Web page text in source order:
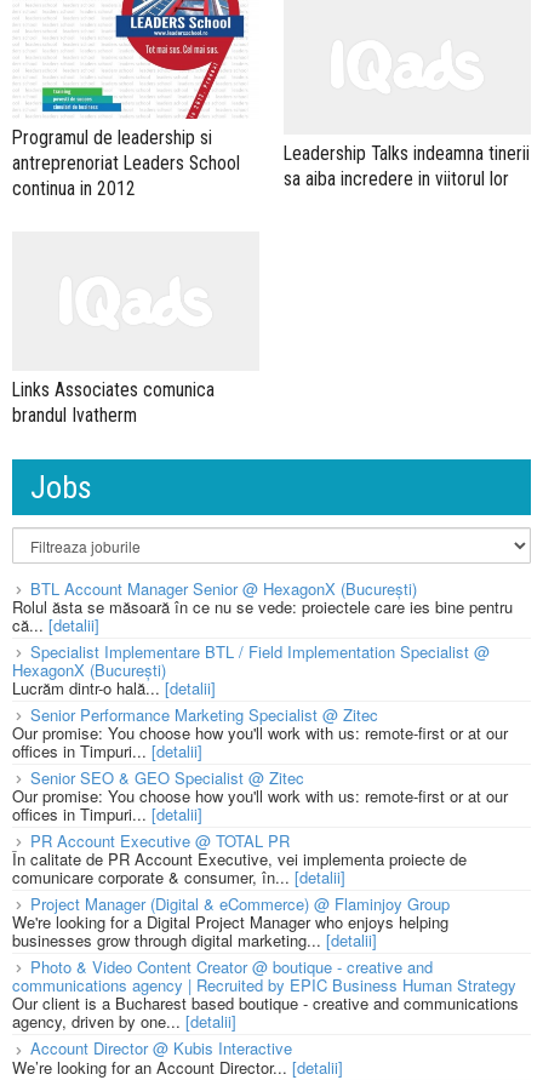
Programul de leadership si
antreprenoriat Leaders School
continua in 2012
Leadership Talks indeamna tinerii
sa aiba incredere in viitorul lor
Links Associates comunica
brandul Ivatherm
Jobs
BTL Account Manager Senior @ HexagonX (București)
Rolul ăsta se măsoară în ce nu se vede: proiectele care ies bine pentru
că... [detalii]
Specialist Implementare BTL / Field Implementation Specialist @
HexagonX (București)
Lucrăm dintr-o hală...[detalii]
Senior Performance Marketing Specialist @ Zitec
Our promise: You choose how you'll work with us: remote-first or at our
offices in Timpuri... [detalii]
Senior SEO & GEO Specialist @ Zitec
Our promise: You choose how you'll work with us: remote-first or at our
offices in Timpuri... [detalii]
PR Account Executive @ TOTAL PR
În calitate de PR Account Executive, vei implementa proiecte de
comunicare corporate & consumer, în... [detalii]
Project Manager (Digital & eCommerce) @ Flaminjoy Group
We're looking for a Digital Project Manager who enjoys helping
businesses grow through digital marketing... [detalii]
Photo & Video Content Creator @ boutique - creative and
communications agency | Recruited by EPIC Business Human Strategy
Our client is a Bucharest based boutique - creative and communications
agency, driven by one... [detalii]
Account Director @ Kubis Interactive
We’re looking for an Account Director... [detalii]